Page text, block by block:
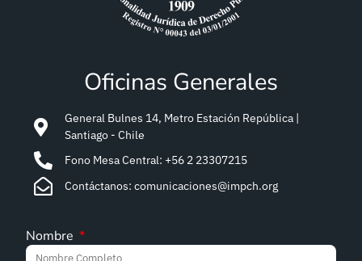
Oficinas Generales
General Bulnes 14, Metro Estación República |
Santiago - Chile
Fono Mesa Central: +56 2 23307215
Contáctanos: comunicaciones@impch.org
Nombre